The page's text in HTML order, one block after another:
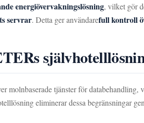
energiövervakningslösning, vilket gör
servrar. Detta ger användarefull kontroll
molnbaserade tjänster för databehandling,
eliminerar dessa begränsningar